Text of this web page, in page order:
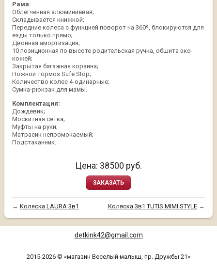
Рама:
Облегченная алюминиевая;
Складывается книжкой;
Передние колеса с функцией поворот на 360º, блокируются для
езды только прямо;
Двойная амортизация;
10 позиционная по высоте родительская ручка, обшита эко-
кожей;
Закрытая багажная корзина;
Ножной тормоз Sufe Stop;
Количество колес 4-одинарные;
Сумка-рюкзак для мамы.
Комплектация:
Дождевик;
Москитная сетка;
Муфты на руки;
Матрасик непромокаемый;
Подстаканник.
Цена: 38500 руб.
ЗАКАЗАТЬ
←Коляска LAURA 3в1 Коляска 3в1 TUTIS MIMI STYLE→
detkink42@gmail.com
2015-2026 © «магазин Веселый малыш, пр. Дружбы 21»